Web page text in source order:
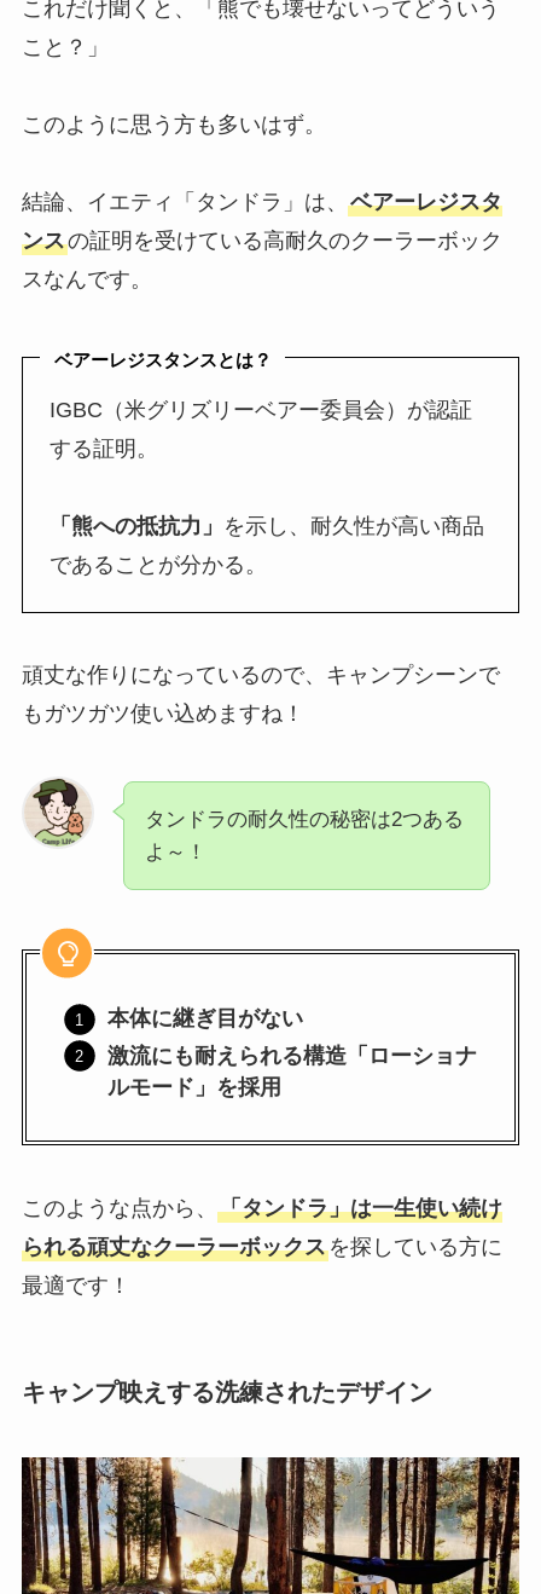
これだけ聞くと、「熊でも壊せないってどういう
こと？」
このように思う方も多いはず。
結論、イエティ「タンドラ」は、 ベアーレジスタ
ンスの証明を受けている高耐久のクーラーボック
スなんです。
ベアーレジスタンスとは？
IGBC（米グリズリーベアー委員会）が認証
する証明。
「熊への抵抗力」 を示し、耐久性が高い商品
であることが分かる。
頑丈な作りになっているので、キャンプシーンで
もガツガツ使い込めますね！
タンドラの耐久性の秘密は2つある
よ～！
本体に継ぎ目がない
激流にも耐えられる構造「ローショナ
ルモード」を採用
このような点から、 「タンドラ」は一生使い続け
られる頑丈なクーラーボックスを探している方に
最適です！
キャンプ映えする洗練されたデザイン